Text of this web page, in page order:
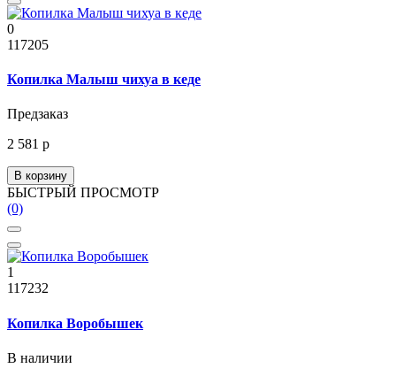
0
117205
Копилка Малыш чихуа в кеде
Предзаказ
2 581 р
В корзину
БЫСТРЫЙ ПРОСМОТР
(0)
1
117232
Копилка Воробышек
В наличии